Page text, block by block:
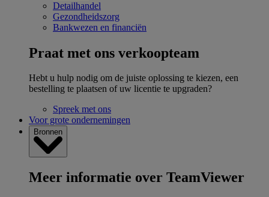
Detailhandel
Gezondheidszorg
Bankwezen en financiën
Praat met ons verkoopteam
Hebt u hulp nodig om de juiste oplossing te kiezen, een
bestelling te plaatsen of uw licentie te upgraden?
Spreek met ons
Voor grote ondernemingen
Bronnen
Meer informatie over TeamViewer